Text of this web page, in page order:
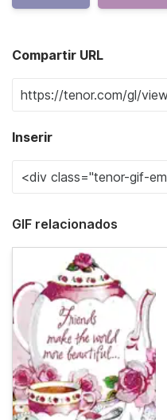
Compartir URL
Inserir
GIF relacionados